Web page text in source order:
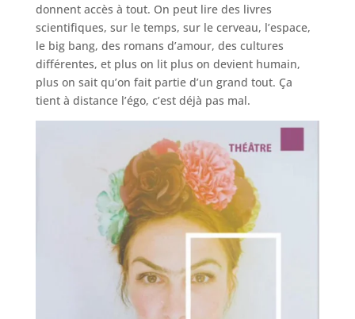
donnent accès à tout. On peut lire des livres
scientifiques, sur le temps, sur le cerveau, l’espace,
le big bang, des romans d’amour, des cultures
différentes, et plus on lit plus on devient humain,
plus on sait qu’on fait partie d’un grand tout. Ça
tient à distance l’égo, c’est déjà pas mal.